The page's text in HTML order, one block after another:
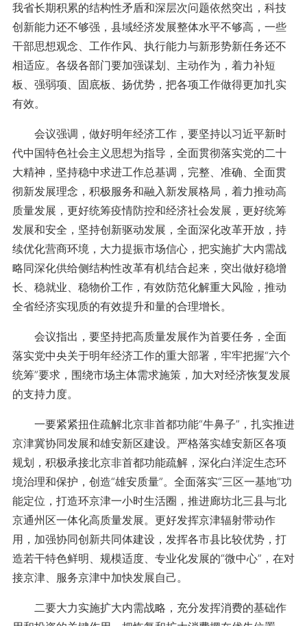
我省长期积累的结构性矛盾和深层次问题依然突出，科技
创新能力还不够强，县域经济发展整体水平不够高，一些
干部思想观念、工作作风、执行能力与新形势新任务还不
相适应。各级各部门要加强谋划、主动作为，着力补短
板、强弱项、固底板、扬优势，把各项工作做得更加扎实
有效。
会议强调，做好明年经济工作，要坚持以习近平新时
代中国特色社会主义思想为指导，全面贯彻落实党的二十
大精神，坚持稳中求进工作总基调，完整、准确、全面贯
彻新发展理念，积极服务和融入新发展格局，着力推动高
质量发展，更好统筹疫情防控和经济社会发展，更好统筹
发展和安全，坚持创新驱动发展，全面深化改革开放，持
续优化营商环境，大力提振市场信心，把实施扩大内需战
略同深化供给侧结构性改革有机结合起来，突出做好稳增
长、稳就业、稳物价工作，有效防范化解重大风险，推动
全省经济实现质的有效提升和量的合理增长。
会议指出，要坚持把高质量发展作为首要任务，全面
落实党中央关于明年经济工作的重大部署，牢牢把握“六个
统筹”要求，围绕市场主体需求施策，加大对经济恢复发展
的支持力度。
一要紧紧扭住疏解北京非首都功能“牛鼻子”，扎实推进
京津冀协同发展和雄安新区建设。严格落实雄安新区各项
规划，积极承接北京非首都功能疏解，深化白洋淀生态环
境治理和保护，创造“雄安质量”。全面落实“三区一基地”功
能定位，打造环京津一小时生活圈，推进廊坊北三县与北
京通州区一体化高质量发展。更好发挥京津辐射带动作
用，加强协同创新共同体建设，发挥各市县比较优势，打
造若干特色鲜明、规模适度、专业化发展的“微中心”，在对
接京津、服务京津中加快发展自己。
二要大力实施扩大内需战略，充分发挥消费的基础作